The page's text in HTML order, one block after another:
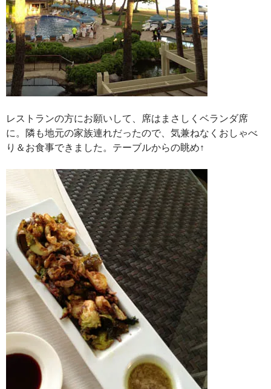
レストランの方にお願いして、席はまさしくベランダ席
に。隣も地元の家族連れだったので、気兼ねなくおしゃべ
り＆お食事できました。テーブルからの眺め↑